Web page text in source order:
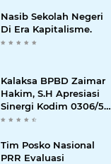
Nasib Sekolah Negeri
Di Era Kapitalisme.
Kalaksa BPBD Zaimar
Hakim, S.H Apresiasi
Sinergi Kodim 0306/50
Kota dalam
dan Penanganan
Bencana
Tim Posko Nasional
PRR Evaluasi